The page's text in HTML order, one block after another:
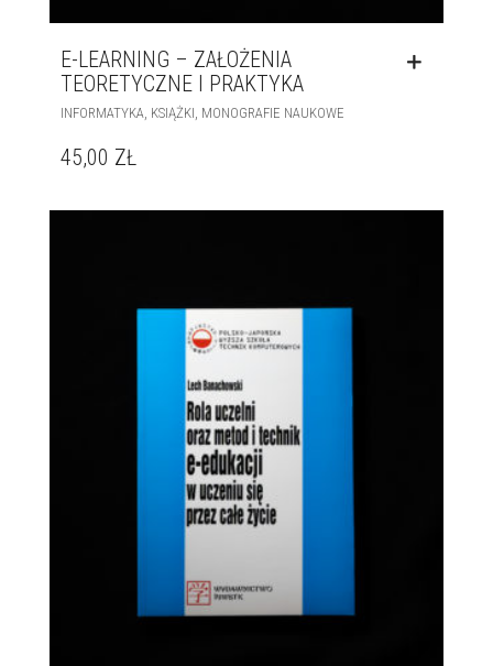
E-LEARNING – ZAŁOŻENIA
TEORETYCZNE I PRAKTYKA
INFORMATYKA, KSIĄŻKI, MONOGRAFIE NAUKOWE
45,00 ZŁ